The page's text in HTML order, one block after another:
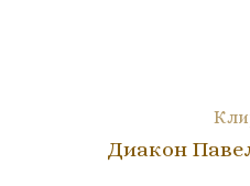
Диакон